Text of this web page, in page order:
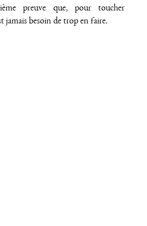
preuve que, pour toucher
jamais besoin de trop en faire.